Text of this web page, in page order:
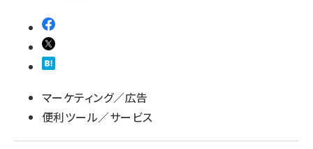
マーケティング／広告
便利ツール／サービス